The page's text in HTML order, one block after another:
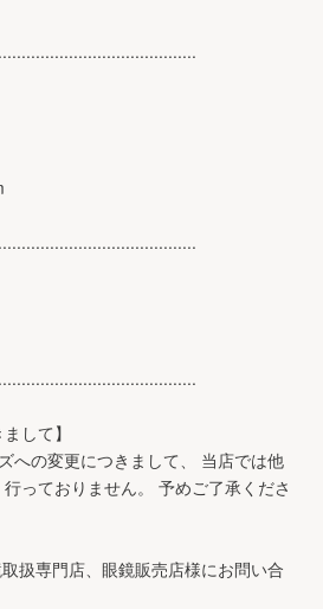
して】
への変更につきまして、 当店では他
っておりません。 予めご了承くださ
扱専門店、眼鏡販売店様にお問い合